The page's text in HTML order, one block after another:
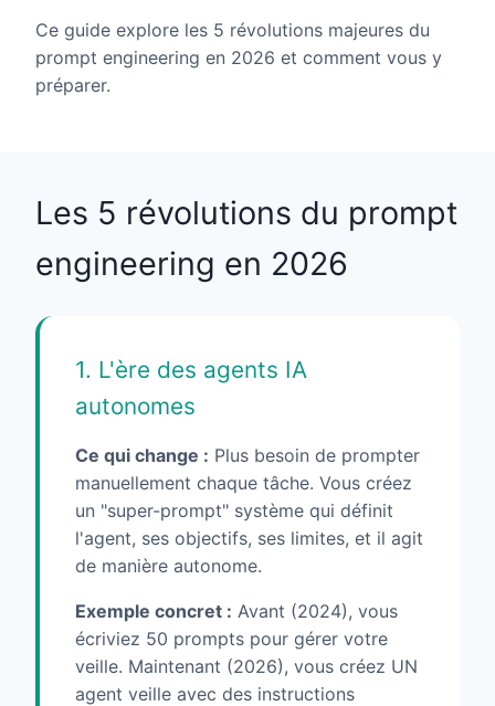
Ce guide explore les 5 révolutions majeures du
prompt engineering en 2026 et comment vous y
préparer.
Les 5 révolutions du prompt
engineering en 2026
1. L'ère des agents IA
autonomes
Ce qui change : Plus besoin de prompter
manuellement chaque tâche. Vous créez
un "super-prompt" système qui définit
l'agent, ses objectifs, ses limites, et il agit
de manière autonome.
Exemple concret : Avant (2024), vous
écriviez 50 prompts pour gérer votre
veille. Maintenant (2026), vous créez UN
agent veille avec des instructions